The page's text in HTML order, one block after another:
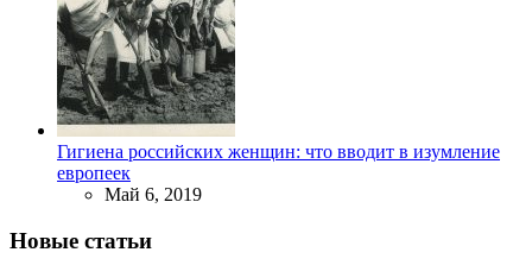
Гигиена российских женщин: что вводит в изумление
европеек
Май 6, 2019
Новые статьи